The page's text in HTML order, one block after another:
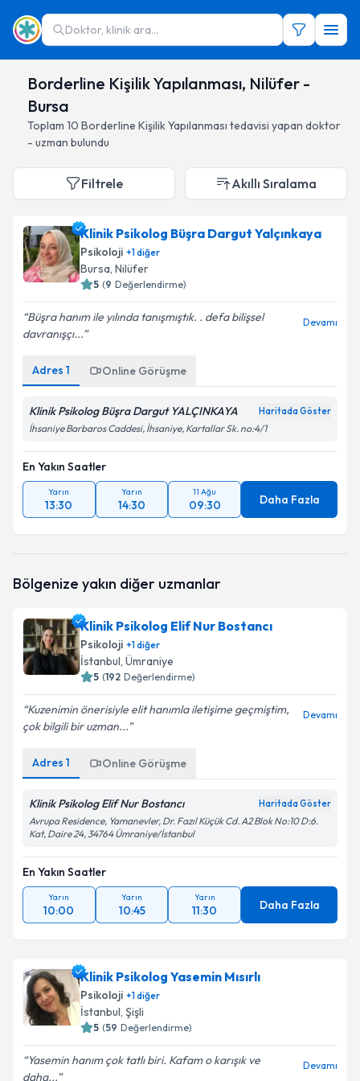
Doktor, klinik ara...
Borderline Kişilik Yapılanması, Nilüfer -
Bursa
Toplam 10 Borderline Kişilik Yapılanması tedavisi yapan doktor
- uzman bulundu
Filtrele Akıllı Sıralama
Klinik Psikolog Büşra Dargut Yalçınkaya
Psikoloji +1diğer
Bursa, Nilüfer
5 (9 Değerlendirme)
Büşra hanım ile yılında tanışmıştık. . defa bilişsel
davranışçı...
Devamı
Adres 1 Online Görüşme
Klinik Psikolog Büşra Dargut YALÇINKAYA Haritada Göster
İhsaniye Barbaros Caddesi, İhsaniye, Kartallar Sk. no:4/1
En Yakın Saatler
Yarın
13:30
Yarın
14:30
11 Ağu
09:30 Daha Fazla
Bölgenize yakın diğer uzmanlar
Klinik Psikolog Elif Nur Bostancı
Psikoloji +1diğer
İstanbul, Ümraniye
5 (192 Değerlendirme)
Kuzenimin önerisiyle elit hanımla iletişime geçmiştim,
çok bilgili bir uzman...
Devamı
Adres 1 Online Görüşme
Klinik Psikolog Elif Nur Bostancı Haritada Göster
Avrupa Residence, Yamanevler, Dr. Fazıl Küçük Cd. A2 Blok No:10 D:6.
Kat, Daire 24, 34764 Ümraniye/İstanbul
En Yakın Saatler
Yarın
10:00
Yarın
10:45
Yarın
11:30 Daha Fazla
Klinik Psikolog Yasemin Mısırlı
Psikoloji +1diğer
İstanbul, Şişli
5 (59 Değerlendirme)
Yasemin hanım çok tatlı biri. Kafam o karışık ve
daha...
Devamı